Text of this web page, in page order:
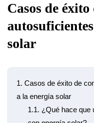
Casos de
solar
1. Casos de éxito de
a la energía solar
1.1. ¿Qué hace que